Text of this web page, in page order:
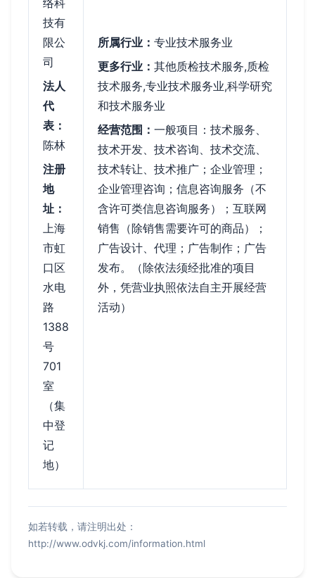
络科
技有
限公
司
法人
代
表：
陈林
注册
地
址：
上海
市虹
口区
水电
路
1388
号
701
室
（集
中登
记
地）
所属行业： 专业技术服务业
更多行业： 其他质检技术服务,质检
技术服务,专业技术服务业,科学研究
和技术服务业
经营范围： 一般项目：技术服务、
技术开发、技术咨询、技术交流、
技术转让、技术推广；企业管理；
企业管理咨询；信息咨询服务（不
含许可类信息咨询服务）；互联网
销售（除销售需要许可的商品）；
广告设计、代理；广告制作；广告
发布。（除依法须经批准的项目
外，凭营业执照依法自主开展经营
活动）
如若转载，请注明出处：
http://www.odvkj.com/information.html